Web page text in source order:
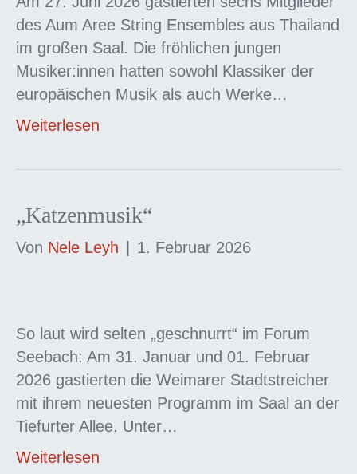
des Aum Aree String Ensembles aus Thailand
im großen Saal. Die fröhlichen jungen
Musiker:innen hatten sowohl Klassiker der
europäischen Musik als auch Werke…
Weiterlesen
„Katzenmusik“
Von Nele Leyh 1. Februar 2026
So laut wird selten „geschnurrt“ im Forum
Seebach: Am 31. Januar und 01. Februar
2026 gastierten die Weimarer Stadtstreicher
mit ihrem neuesten Programm im Saal an der
Tiefurter Allee. Unter…
Weiterlesen